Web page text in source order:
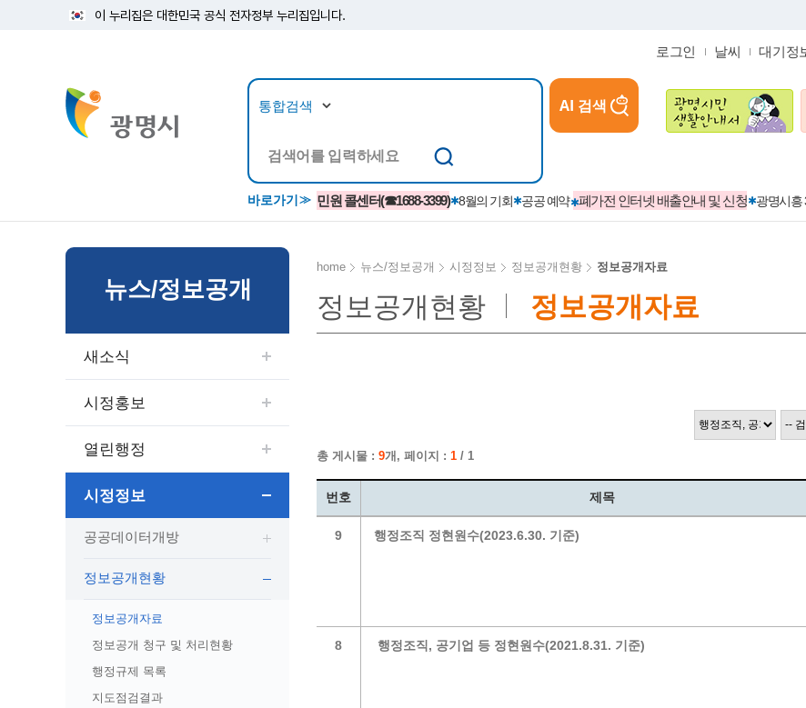
이 누리집은 대한민국 공식 전자정부 누리집입니다.
로그인 날씨 대기정
AI 검색
바로가기 민원 콜센터(☎1688-3399) 8월의 기회 공공 예약 폐가전 인터넷 배출안내 및 신청 광명시흥
뉴스/정보공개
고시/공고/입법예고
행사ㆍ축제
보도자료
보도자료(2021.4월이전)
소식지/카카오톡플러스친구
반상회보
시정자료실
법무행정
위원회 자료공개
정보공개 비공개 세부기준
행정정보공개목록
행정정보공개청구
조직정보공개
광명시 현황
민원/참여
종합민원실 안내도
종합민원상담센터
민원상담전화
어디서나 민원
민원 제증명 수수료 면제사항
행정처리기준편람
행정정보공동이용
고객서비스 표준 매뉴얼
행정서비스헌장
민원편람
출생·사망·혼인신고 등 10종에 대한 신고
민원조정제도
사전심사청구제
구술 및 전화민원
설치현황
발급 받을 수 있는 증명
지역경제활성화/교육/일자리
교육정보
평생학습원
(재)경기도민회장학회 장학금
교복지원금 신청
광명일자리센터
취업지원 프로그램 운영 현황
지역맞춤형 일자리 창출 지원사업
공공일자리
단원소개
예술/공연단체
영화상영관 현황
출판사 및 인쇄소 현황
박물관/미술관 현황
관광 편의시설업
국가유산관
뉴스/정보공개
새소식
시정홍보
열린행정
시정정보
공공데이터개방
정보공개현황
정보공개자료
정보공개 청구 및 처리현황
행정규제 목록
지도점검결과
home 뉴스/정보공개 시정정보 정보공개현황 정보공개자료
정보공개현황 정보공개자료
총 게시물 : 9개, 페이지 : 1 / 1
번호 제목
9 행정조직 정현원수(2023.6.30. 기준)
8 행정조직, 공기업 등 정현원수(2021.8.31. 기준)